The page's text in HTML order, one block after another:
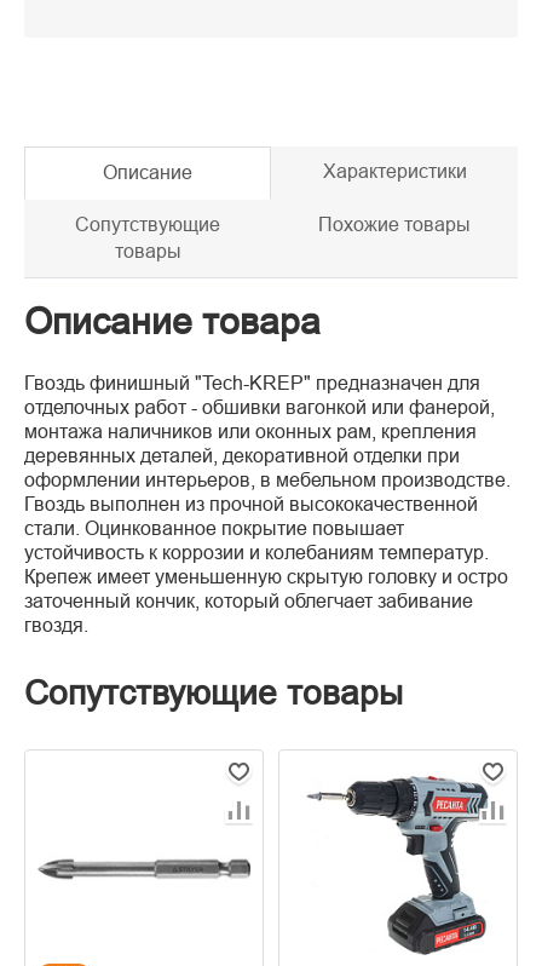
Описание Характеристики
Сопутствующие
товары
Похожие товары
Описание товара
Гвоздь финишный "Tech-KREP" предназначен для
отделочных работ - обшивки вагонкой или фанерой,
монтажа наличников или оконных рам, крепления
деревянных деталей, декоративной отделки при
оформлении интерьеров, в мебельном производстве.
Гвоздь выполнен из прочной высококачественной
стали. Оцинкованное покрытие повышает
устойчивость к коррозии и колебаниям температур.
Крепеж имеет уменьшенную скрытую головку и остро
заточенный кончик, который облегчает забивание
гвоздя.
Сопутствующие товары